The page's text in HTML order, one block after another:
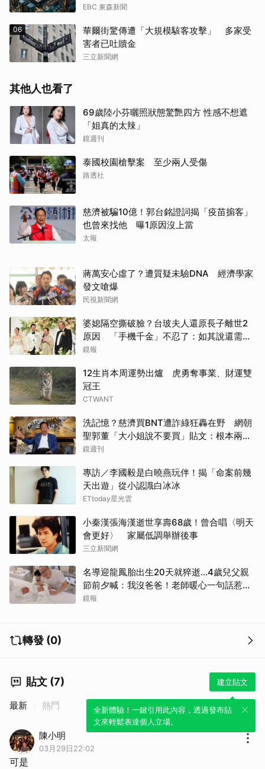
EBC 東森新聞
06
華爾街驚傳遭「大規模駭客攻擊」 多家受
害者已吐贖金
三立新聞網
其他人也看了
69歲陸小芬曬照狀態驚艷四方 性感不想遮
「姐真的太辣」
鏡週刊
泰國校園槍擊案 至少兩人受傷
路透社
慈濟被騙10億！郭台銘證詞揭「疫苗掮客」
也曾來找他 曝1原因沒上當
太報
蔣萬安心虛了？遭質疑未驗DNA 經濟學家
發文嗆爆
民視新聞網
婆媳隔空撕破臉？台玻夫人還原長子離世2
原因 「手機千金」不忍了：如其說還需要
離開嗎？
鏡報
12生肖本周運勢出爐 虎勇奪事業、財運雙
冠王
CTWANT
洗記憶？慈濟買BNT遭詐綠狂轟在野 網朝
聖郭董「大小姐說不要買」貼文：根本兩碼
事
鏡週刊
專訪／李國毅是白曉燕玩伴！揭「命案前幾
天出遊」從小認識白冰冰
ETtoday星光雲
小秦漢張海漢逝世享壽68歲！曾合唱〈明天
會更好〉 家屬低調舉辦後事
三立新聞網
名導迎龍鳳胎出生20天就猝逝...4歲兒父親
節前夕喊：我沒爸爸！老師暖心一句話惹哭
遺孀
鏡報
轉發 (0)
貼文 (7) 建立貼文
全新體驗！一鍵引用此內容，透過發布貼
文來輕鬆表達個人立場。
最新 熱門
陳小明
03月29日22:02
可是
取消